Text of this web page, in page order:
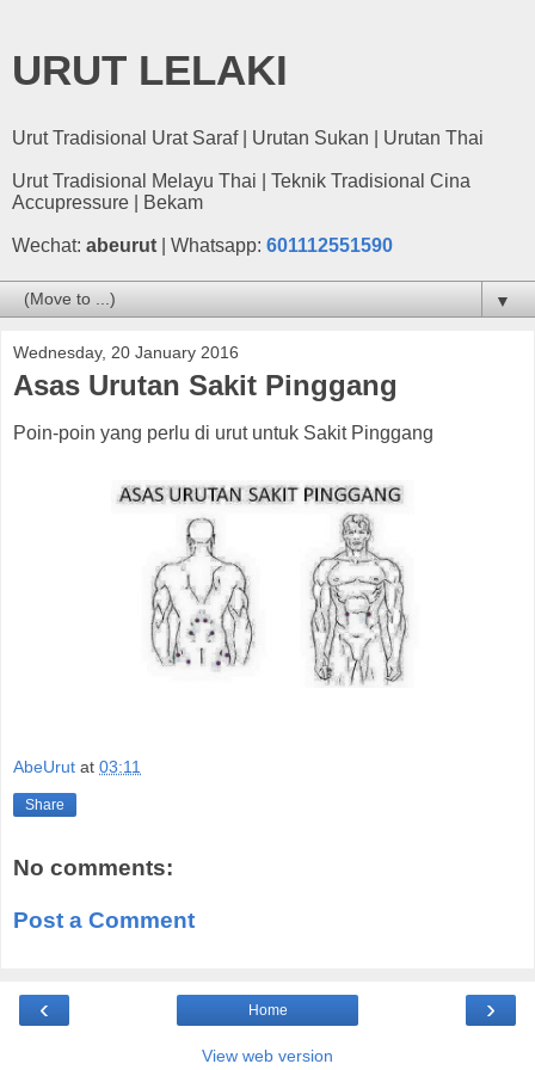
URUT LELAKI
Urut Tradisional Urat Saraf | Urutan Sukan | Urutan Thai
Urut Tradisional Melayu Thai | Teknik Tradisional Cina
Accupressure | Bekam
Wechat: abeurut | Whatsapp: 601112551590
▼
Wednesday, 20 January 2016
Asas Urutan Sakit Pinggang
Poin-poin yang perlu di urut untuk Sakit Pinggang
AbeUrut at 03:11
Share
No comments:
Post a Comment
‹ ›
Home
View web version